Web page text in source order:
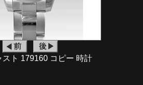
ト 179160 コピー 時計